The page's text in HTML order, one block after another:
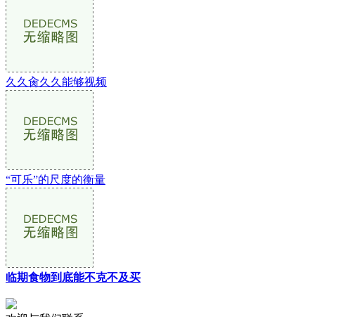
久久肏久久能够视频
“可乐”的尺度的衡量
临期食物到底能不克不及买